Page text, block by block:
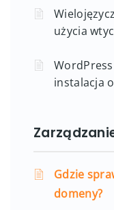
użycia
instalacja
Gdzie
domeny?